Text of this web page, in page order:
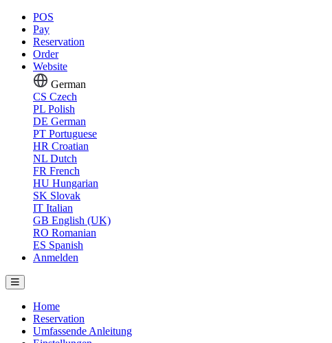
POS
Pay
Reservation
Order
Website
German
CS Czech
PL Polish
DE German
PT Portuguese
HR Croatian
NL Dutch
FR French
HU Hungarian
SK Slovak
IT Italian
GB English (UK)
RO Romanian
ES Spanish
Anmelden
Home
Reservation
Umfassende Anleitung